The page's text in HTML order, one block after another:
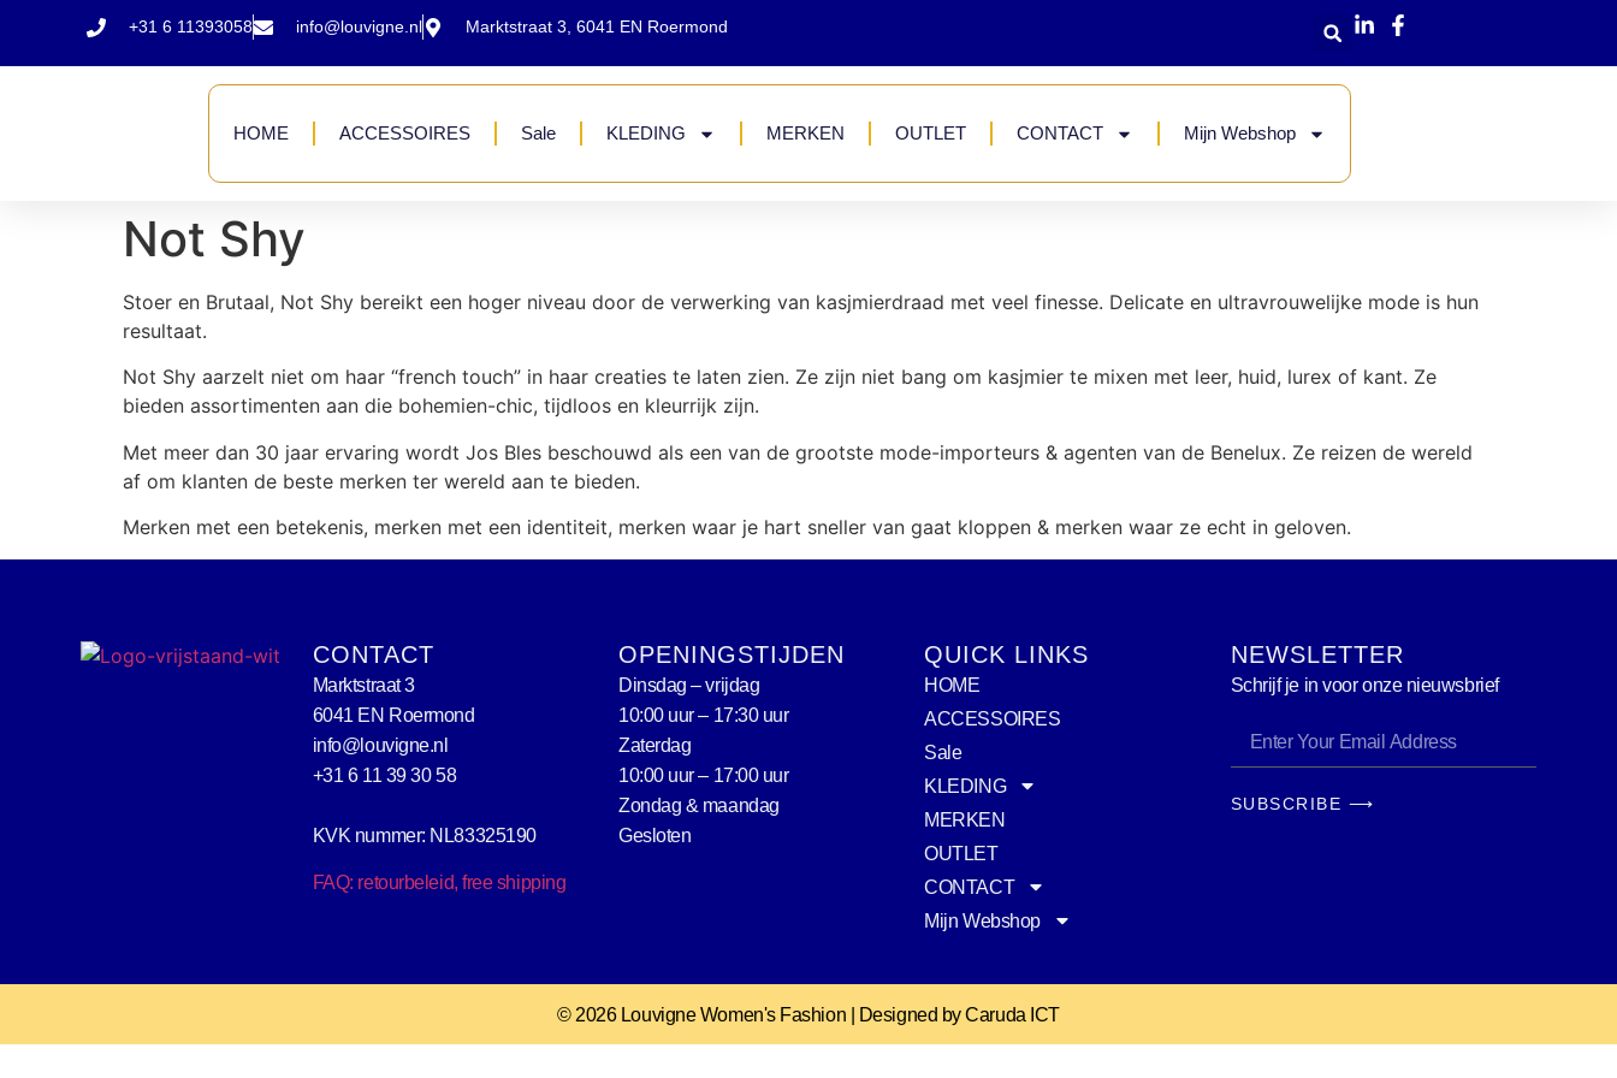
+31 6 11393058 info@louvigne.nl Marktstraat 3, 6041 EN Roermond
HOME ACCESSOIRES Sale KLEDING MERKEN OUTLET CONTACT Mijn Webshop
Not Shy
Stoer en Brutaal, Not Shy bereikt een hoger niveau door de verwerking van kasjmierdraad met veel finesse. Delicate en ​​ultravrouwelijke mode is hun
resultaat.
Not Shy aarzelt niet om haar “french touch” in haar creaties te laten zien. Ze zijn niet bang om kasjmier te mixen met leer, huid, lurex of kant. Ze
bieden assortimenten aan die bohemien-chic, tijdloos en kleurrijk zijn.
Met meer dan 30 jaar ervaring wordt Jos Bles beschouwd als een van de grootste mode-importeurs & agenten van de Benelux. Ze reizen de wereld
af om klanten de beste merken ter wereld aan te bieden.
Merken met een betekenis, merken met een identiteit, merken waar je hart sneller van gaat kloppen & merken waar ze echt in geloven.
CONTACT
Marktstraat 3
6041 EN Roermond
info@louvigne.nl
+31 6 11 39 30 58
KVK nummer: NL83325190
FAQ: retourbeleid, free shipping
OPENINGSTIJDEN
Dinsdag – vrijdag
10:00 uur – 17:30 uur
Zaterdag
10:00 uur – 17:00 uur
Zondag & maandag
Gesloten
QUICK LINKS
HOME
ACCESSOIRES
Sale
KLEDING
MERKEN
OUTLET
CONTACT
Mijn Webshop
NEWSLETTER
Schrijf je in voor onze nieuwsbrief
SUBSCRIBE ⟶
© 2026 Louvigne Women's Fashion | Designed by Caruda ICT